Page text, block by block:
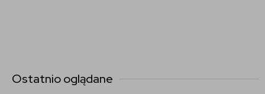
Ostatnio oglądane